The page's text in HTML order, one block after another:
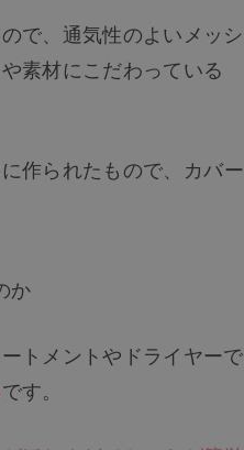
で、通気性のよいメッシ
素材にこだわっている
作られたもので、カバー
か
トメントやドライヤーで
です。